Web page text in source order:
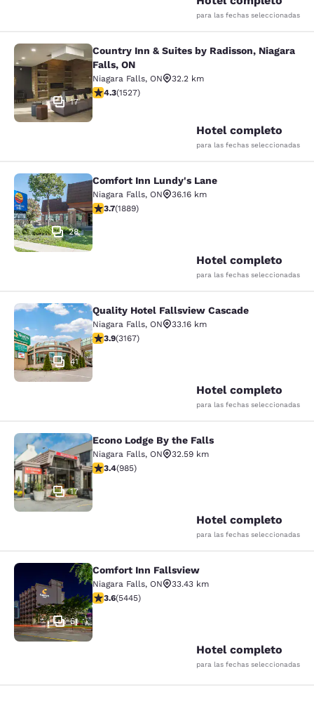
para las fechas seleccionadas
Country Inn & Suites by Radisson,
17
Country Inn & Suites by Radisson, Niagara
Falls, ON
Niagara Falls, ON
32.2 km
calificación de 4.32 estrellas. Excelente. 1527 reseñas
4.3(1527)
Hotel completo
para las fechas seleccionadas
Comfort Inn Lundy's Lane
28
Comfort Inn Lundy's Lane
Niagara Falls, ON
36.16 km
calificación de 3.67 estrellas. Bueno. 1889 reseñas
3.7(1889)
Hotel completo
para las fechas seleccionadas
Quality Hotel Fallsview Cascade
41
Quality Hotel Fallsview Cascade
Niagara Falls, ON
33.16 km
calificación de 3.9 estrellas. Bueno. 3167 reseñas
3.9(3167)
Hotel completo
para las fechas seleccionadas
Econo Lodge By the Falls
17
Econo Lodge By the Falls
Niagara Falls, ON
32.59 km
calificación de 3.37 estrellas. Bueno. 985 reseñas
3.4(985)
Hotel completo
para las fechas seleccionadas
Comfort Inn Fallsview
51
Comfort Inn Fallsview
Niagara Falls, ON
33.43 km
calificación de 3.63 estrellas. Bueno. 5445 reseñas
3.6(5445)
Hotel completo
para las fechas seleccionadas